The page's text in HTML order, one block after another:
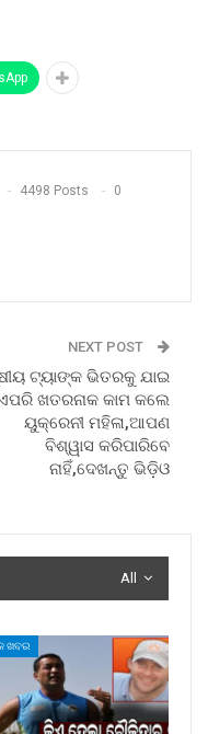
4498 Posts 0
NEXT POST
ଟ୍ୟାଙ୍କ ଭିତରକୁ ଯାଇ
ଖତରନାକ କାମ କଲେ
ୟୁକ୍ରେନୀ ମହିଳା,ଆପଣ
ବିଶ୍ୱାସ କରିପାରିବେ
ନାହିଁ,ଦେଖନ୍ତୁ ଭିଡ଼ିଓ
All
ଖବର